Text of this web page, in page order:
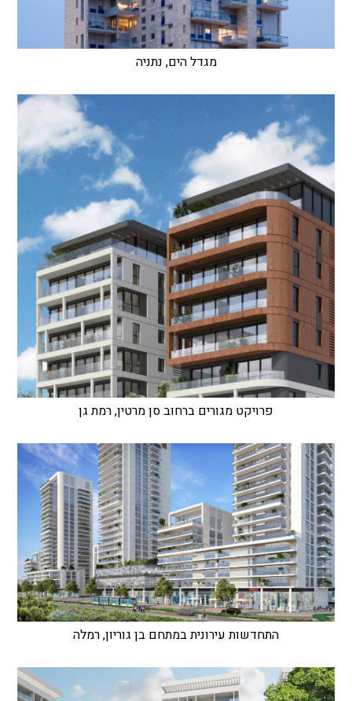
מגדל הים, נתניה
פרויקט מגורים ברחוב סן מרטין, רמת גן
התחדשות עירונית במתחם בן גוריון, רמלה